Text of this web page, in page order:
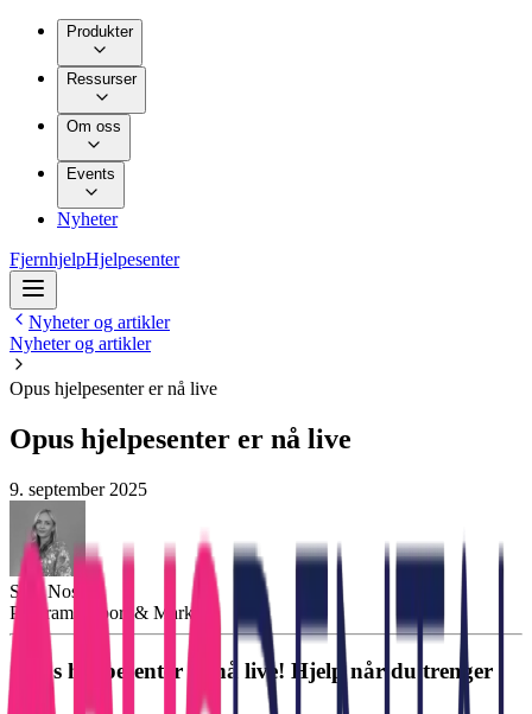
Produkter
Ressurser
Om oss
Events
Nyheter
FjernhjelpHjelpesenter
Nyheter og artikler
Nyheter og artikler
Opus hjelpesenter er nå live
Opus hjelpesenter er nå live
9. september 2025
Silje Nos
Programsupport & Marked
Opus hjelpesenter er nå live! Hjelp når du trenger